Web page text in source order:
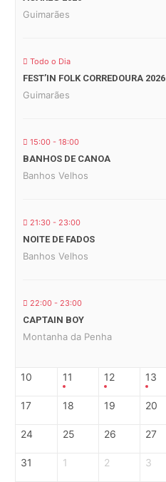
Guimarães
Todo o Dia
FEST’IN FOLK CORREDOURA 2026
Guimarães
15:00 - 18:00
BANHOS DE CANOA
Banhos Velhos
21:30 - 23:00
NOITE DE FADOS
Banhos Velhos
22:00 - 23:00
CAPTAIN BOY
Montanha da Penha
10 11 12 13
17 18 19 20
24 25 26 27
31 1 2 3